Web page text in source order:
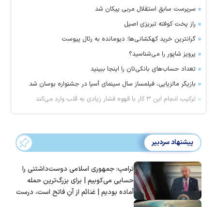
سرپرست سابق استقلال مربی پیکان شد
راز پخت کوفته تبریزی اصیل
گرانترین خرید کهکشانی‌ها؛ دیومانده به رئال پیوست
پرویز شاپور را می‌شناسید؟
تعداد حساب‌های بانکی‌تان را اینجا ببینید
بازیگر مالزیایی، فیلمساز سال سینمای آسیا در جشنواره بوسان شد
ترکیب انجام این ۳ کار با قهوه فشار زیادی به قلب وارد می‌کند
پیشنهاد سردبیر
ترامپ: جمهوری اسلامی دوست‌داشتنی را
حسابی می‌کوبیم | برای بزرگ‌ترین حمله
آماده بودیم | غنائم از آنِ فاتح است، درست